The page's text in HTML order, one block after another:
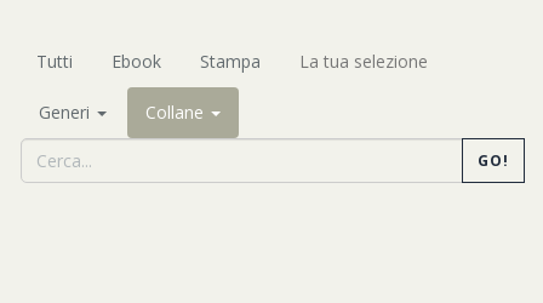
Tutti Ebook Stampa La tua selezione
Generi Collane
GO!